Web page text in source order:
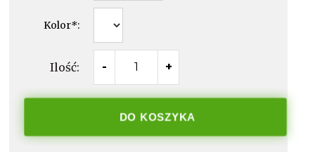
Kolor*:
Ilość: - +
DO KOSZYKA